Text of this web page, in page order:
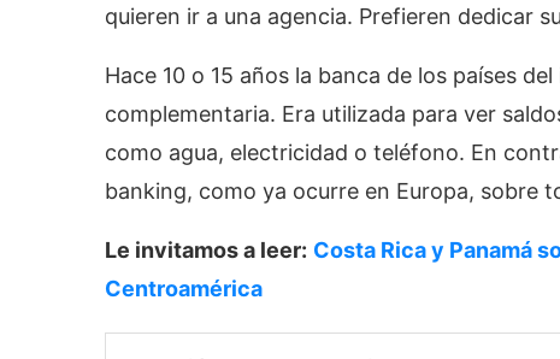
quieren ir a una agencia. Prefieren dedicar
Hace 10 o 15 años la banca de los países
complementaria. Era utilizada para ver
como agua, electricidad o teléfono. En
banking, como ya ocurre en Europa, sobre
Le invitamos a leer: Costa Rica y Panamá
Centroamérica